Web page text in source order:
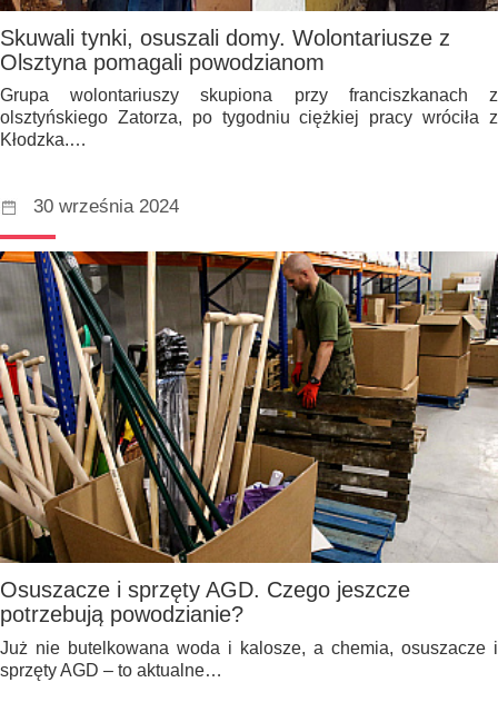
Skuwali tynki, osuszali domy. Wolontariusze z
Olsztyna pomagali powodzianom
Grupa wolontariuszy skupiona przy franciszkanach z
olsztyńskiego Zatorza, po tygodniu ciężkiej pracy wróciła z
Kłodzka.…
30 września 2024
Osuszacze i sprzęty AGD. Czego jeszcze
potrzebują powodzianie?
Już nie butelkowana woda i kalosze, a chemia, osuszacze i
sprzęty AGD – to aktualne…